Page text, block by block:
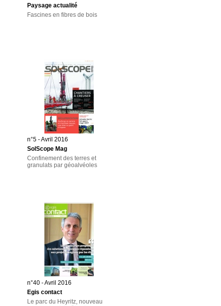
Paysage actualité
Fascines en fibres de bois
n°5 - Avril 2016
SolScope Mag
Confinement des terres et
granulats par géoalvéoles
n°40 - Avril 2016
Egis contact
Le parc du Heyritz, nouveau